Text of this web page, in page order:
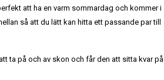
att ha en varm sommardag och kommer i
så att du lätt kan hitta ett passande par till
ta på och av skon och får den att sitta kvar på